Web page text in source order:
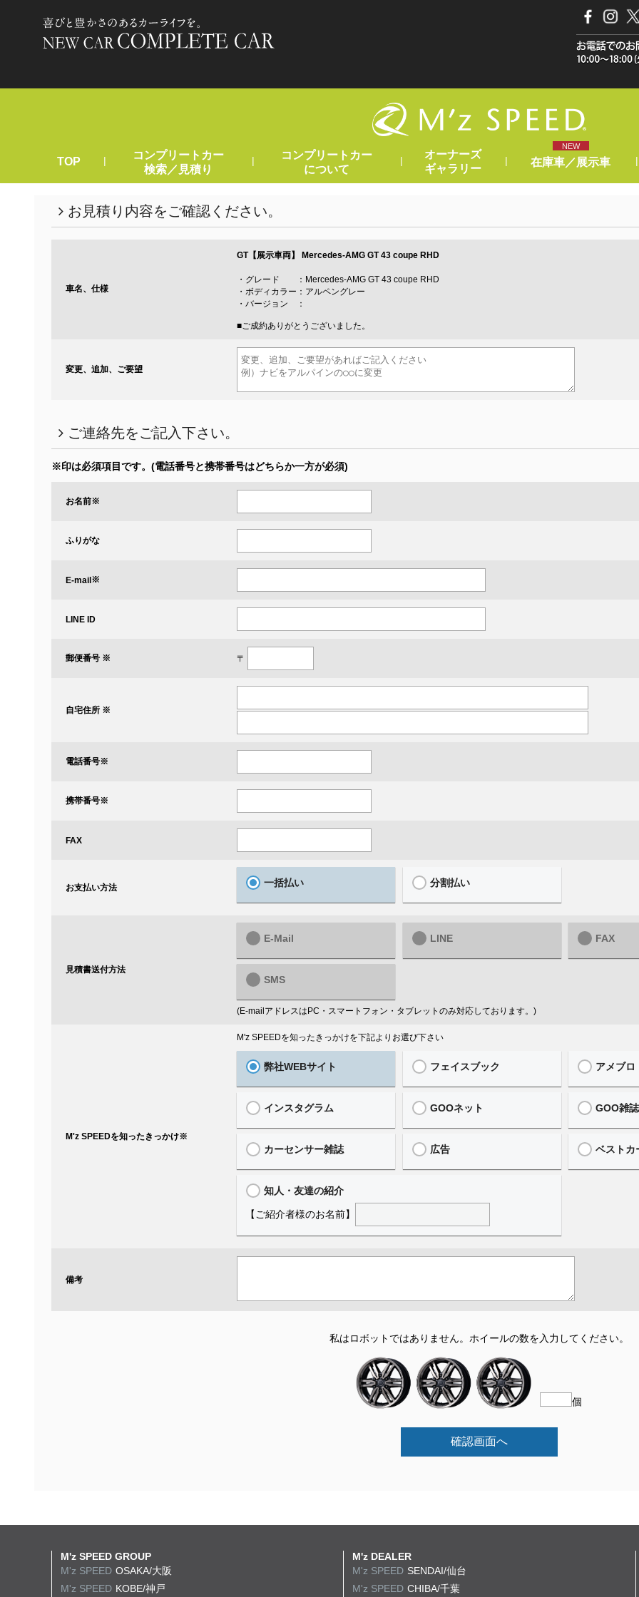
TOP |
コンプリートカー
検索／見積り
|
コンプリートカー
について
|
オーナーズ
ギャラリー
|
NEW
在庫車／展示車 |
お見積り内容をご確認ください。
車名、仕様
GT【展示車両】 Mercedes-AMG GT 43 coupe RHD
・グレード ：Mercedes-AMG GT 43 coupe RHD
・ボディカラー：アルペングレー
・バージョン ：
■ご成約ありがとうございました。
変更、追加、ご要望
ご連絡先をご記入下さい。
※印は必須項目です。 (電話番号と携帯番号はどちらか一方が必須)
お名前※
ふりがな
E-mail※
LINE ID
郵便番号 ※ 〒
自宅住所 ※
電話番号※
携帯番号※
FAX
お支払い方法 一括払い 分割払い
見積書送付方法
E-Mail LINE FAX
SMS
(E-mailアドレスはPC・スマートフォン・タブレットのみ対応しております。)
M'z SPEEDを知ったきっかけ※
M'z SPEEDを知ったきっかけを下記よりお選び下さい
弊社WEBサイト フェイスブック アメブロ
インスタグラム GOOネット GOO雑誌
カーセンサー雑誌 広告 ベストカ
知人・友達の紹介
【ご紹介者様のお名前】
備考
私はロボットではありません。 ホイールの数を入力してください。
個
確認画面へ
M'z SPEED GROUP
M'z SPEED OSAKA/大阪
M'z SPEED KOBE/神戸
M'z DEALER
M'z SPEED SENDAI/仙台
M'z SPEED CHIBA/千葉